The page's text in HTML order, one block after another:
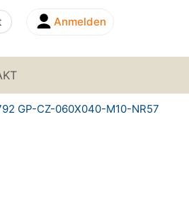
Anmelden
GP-CZ-060X040-M10-NR57